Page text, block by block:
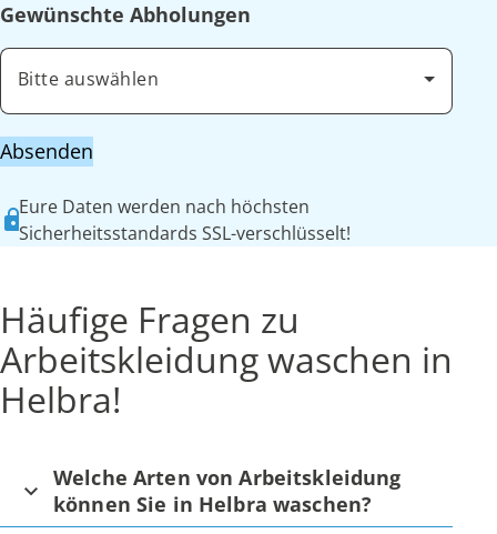
Gewünschte Abholungen
Bitte auswählen
Absenden
Eure Daten werden nach höchsten
Sicherheitsstandards SSL-verschlüsselt!
Häufige Fragen zu
Arbeitskleidung waschen in
Helbra!
Welche Arten von Arbeitskleidung
können Sie in Helbra waschen?